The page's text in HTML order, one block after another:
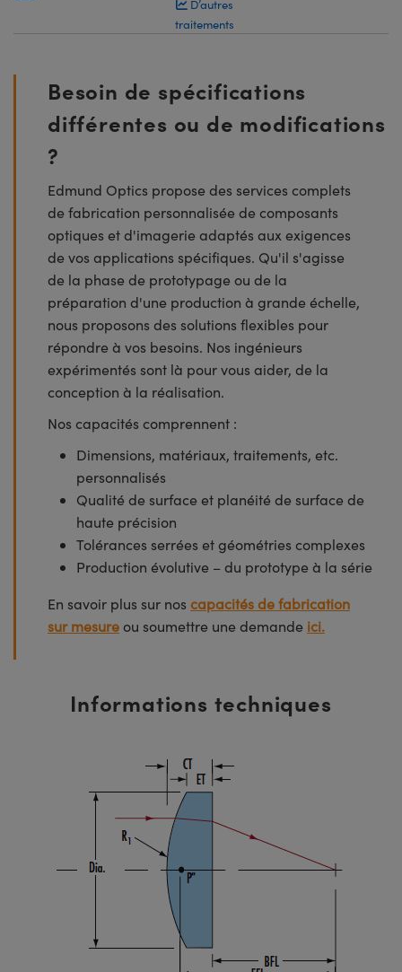
D’autres
traitements
Besoin de spécifications
différentes ou de modifications
?
Edmund Optics propose des services complets
de fabrication personnalisée de composants
optiques et d'imagerie adaptés aux exigences
de vos applications spécifiques. Qu'il s'agisse
de la phase de prototypage ou de la
préparation d'une production à grande échelle,
nous proposons des solutions flexibles pour
répondre à vos besoins. Nos ingénieurs
expérimentés sont là pour vous aider, de la
conception à la réalisation.
Nos capacités comprennent :
Dimensions, matériaux, traitements, etc.
personnalisés
Qualité de surface et planéité de surface de
haute précision
Tolérances serrées et géométries complexes
Production évolutive – du prototype à la série
En savoir plus sur nos capacités de fabrication
sur mesure ou soumettre une demande ici.
Informations techniques